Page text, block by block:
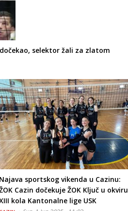
selektor žali za zlatom
Najava sportskog vikenda u Cazinu:
Cazin dočekuje ŽOK Ključ u okviru
kola Kantonalne lige USK